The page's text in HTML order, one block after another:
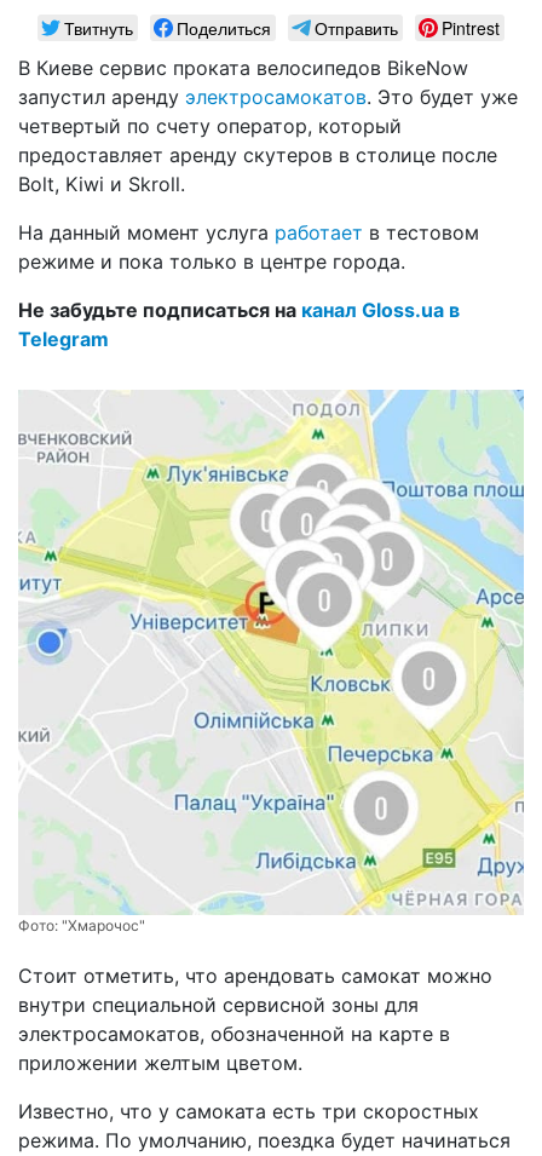
Твитнуть Поделиться Отправить
Pintrest
В Киеве сервис проката велосипедов BikeNow
запустил аренду электросамокатов. Это будет уже
четвертый по счету оператор, который
предоставляет аренду скутеров в столице после
Bolt, Kiwi и Skroll.
На данный момент услуга работает в тестовом
режиме и пока только в центре города.
Не забудьте подписаться на канал Gloss.ua в
Telegram
Фото: "Хмарочос"
Стоит отметить, что арендовать самокат можно
внутри специальной сервисной зоны для
электросамокатов, обозначенной на карте в
приложении желтым цветом.
Известно, что у самоката есть три скоростных
режима. По умолчанию, поездка будет начинаться